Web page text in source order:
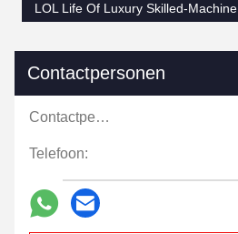
LOL Life Of Luxury Skilled-Machine
Contactpersonen
Contactpersonen:
Telefoon: